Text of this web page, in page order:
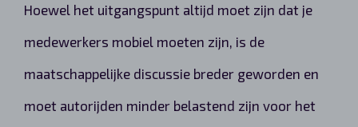
Hoewel het uitgangspunt altijd moet zijn dat je
medewerkers mobiel moeten zijn, is de
maatschappelijke discussie breder geworden en
moet autorijden minder belastend zijn voor het